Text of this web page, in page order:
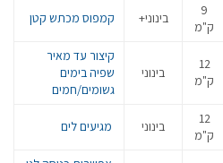
9
ק"מ
בינוני+ קמפוס מכתש קטן
12
ק"מ
בינוני
קיצור עד מאיר
שפיה בימים
גשומים/חמים
12
ק"מ
בינוני מגיעים לים